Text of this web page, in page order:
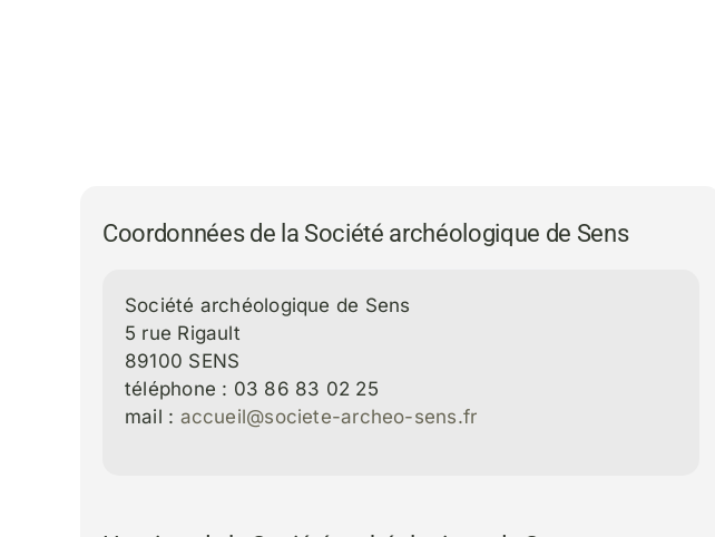
Coordonnées de la Société archéologique de Sens
Société archéologique de Sens
5 rue Rigault
89100 SENS
téléphone : 03 86 83 02 25
mail : accueil@societe-archeo-sens.fr